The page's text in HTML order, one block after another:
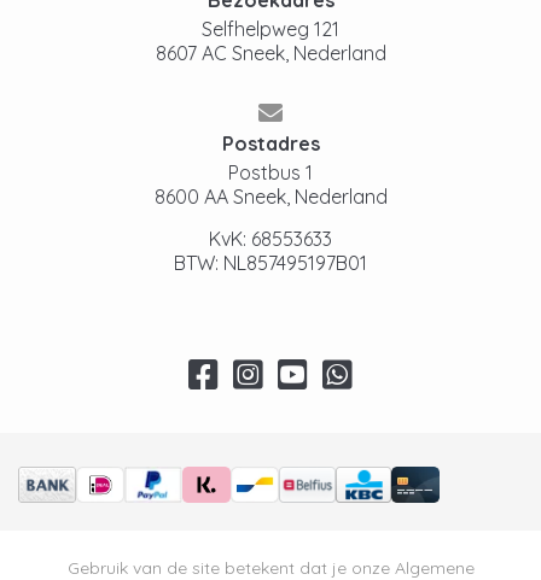
Selfhelpweg 121
8607 AC Sneek, Nederland
Postadres
Postbus 1
8600 AA Sneek, Nederland
KvK: 68553633
BTW: NL857495197B01
Gebruik van de site betekent dat je onze Algemene